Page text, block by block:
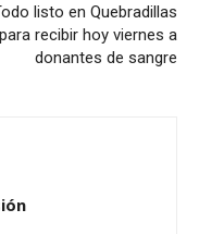
listo en Quebradillas
para recibir hoy viernes a
donantes de sangre